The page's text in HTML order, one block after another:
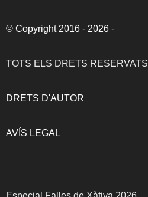
© Copyright 2016 - 2026 -
TOTS ELS DRETS RESERVATS
DRETS D'AUTOR
AVÍS LEGAL